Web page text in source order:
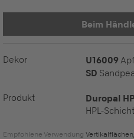
Beim
Dekor U16009
SD
Produkt Duropal
HPL-
Empfohlene Verwendung